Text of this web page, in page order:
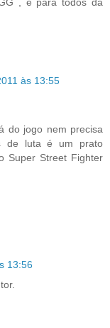
, e para todos da
às 13:55
do jogo nem precisa
de luta é um prato
Super Street Fighter
13:56